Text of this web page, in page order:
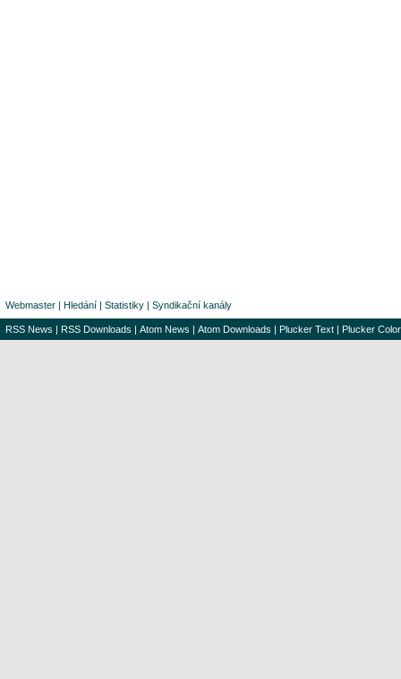
Webmaster | Hledání | Statistiky | Syndikační kanály
RSS News | RSS Downloads | Atom News | Atom Downloads | Plucker Text | Plucker Color